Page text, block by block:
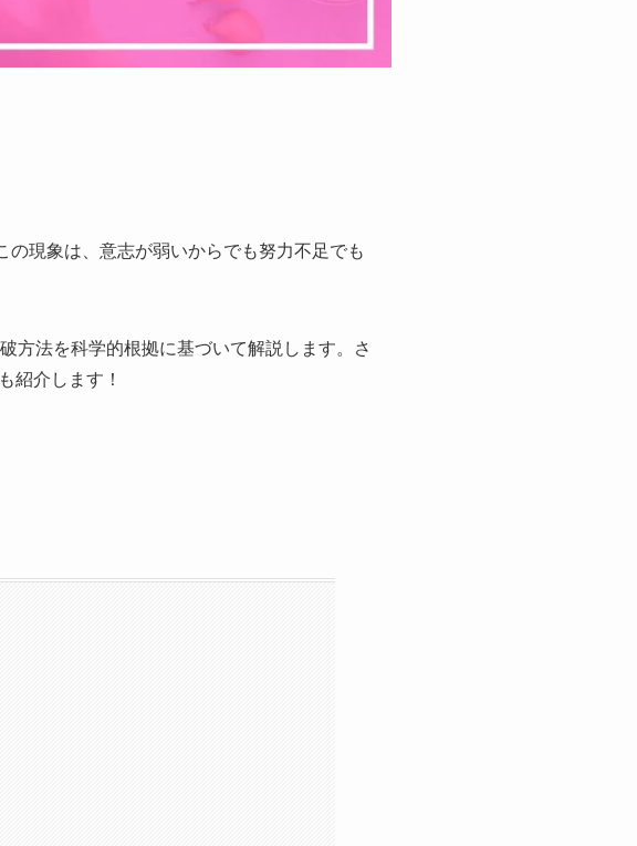
の現象は、意志が弱いからでも努力不足でも
方法を科学的根拠に基づいて解説します。さ
紹介します！